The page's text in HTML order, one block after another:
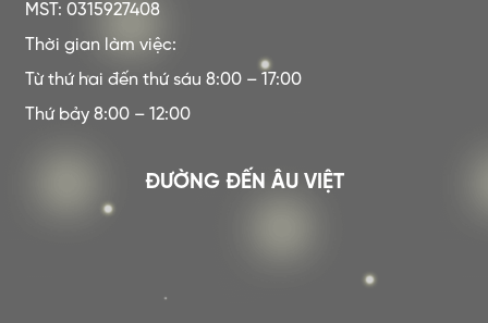
MST: 0315927408
Thời gian làm việc:
Từ thứ hai đến thứ sáu 8:00 – 17:00
Thứ bảy 8:00 – 12:00
ĐƯỜNG ĐẾN ÂU VIỆT